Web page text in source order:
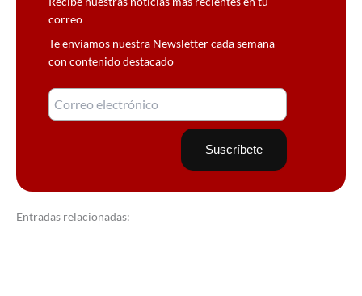
correo
Te enviamos nuestra Newsletter cada semana
con contenido destacado
Entradas relacionadas: